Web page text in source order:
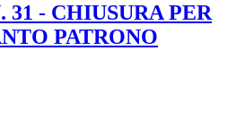
31 - CHIUSURA PER
PATRONO